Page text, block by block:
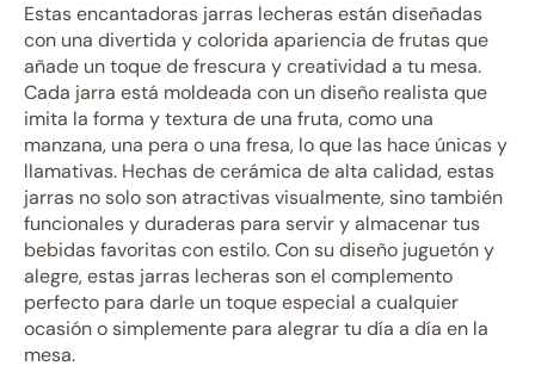
Estas encantadoras jarras lecheras están diseñadas
con una divertida y colorida apariencia de frutas que
añade un toque de frescura y creatividad a tu mesa.
Cada jarra está moldeada con un diseño realista que
imita la forma y textura de una fruta, como una
manzana, una pera o una fresa, lo que las hace únicas y
llamativas. Hechas de cerámica de alta calidad, estas
jarras no solo son atractivas visualmente, sino también
funcionales y duraderas para servir y almacenar tus
bebidas favoritas con estilo. Con su diseño juguetón y
alegre, estas jarras lecheras son el complemento
perfecto para darle un toque especial a cualquier
ocasión o simplemente para alegrar tu día a día en la
mesa.